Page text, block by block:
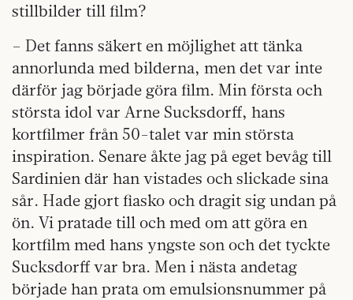
stillbilder till film?
– Det fanns säkert en möjlighet att tänka
annorlunda med bilderna, men det var inte
därför jag började göra film. Min första och
största idol var Arne Sucksdorff, hans
kortfilmer från 50-talet var min största
inspiration. Senare åkte jag på eget bevåg till
Sardinien där han vistades och slickade sina
sår. Hade gjort fiasko och dragit sig undan på
ön. Vi pratade till och med om att göra en
kortfilm med hans yngste son och det tyckte
Sucksdorff var bra. Men i nästa andetag
började han prata om emulsionsnummer på